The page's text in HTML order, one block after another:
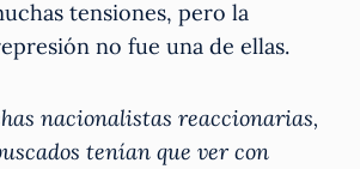
tensiones, pero la
no fue una de ellas.
nacionalistas reaccionarias,
tenían que ver con